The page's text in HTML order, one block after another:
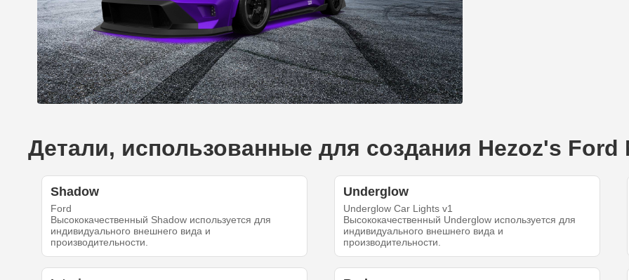
Детали, использованные для создания Hezoz's Ford
Shadow
Ford
Высококачественный Shadow используется для
индивидуального внешнего вида и
производительности.
Underglow
Underglow Car Lights v1
Высококачественный Underglow используется для
индивидуального внешнего вида и
производительности.